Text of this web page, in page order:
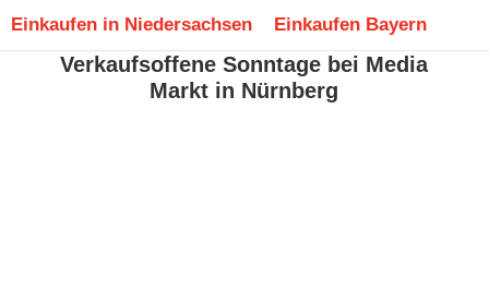
Einkaufen in Niedersachsen
Einkaufen Bayern
Verkaufsoffene Sonntage bei Media
Markt in Nürnberg